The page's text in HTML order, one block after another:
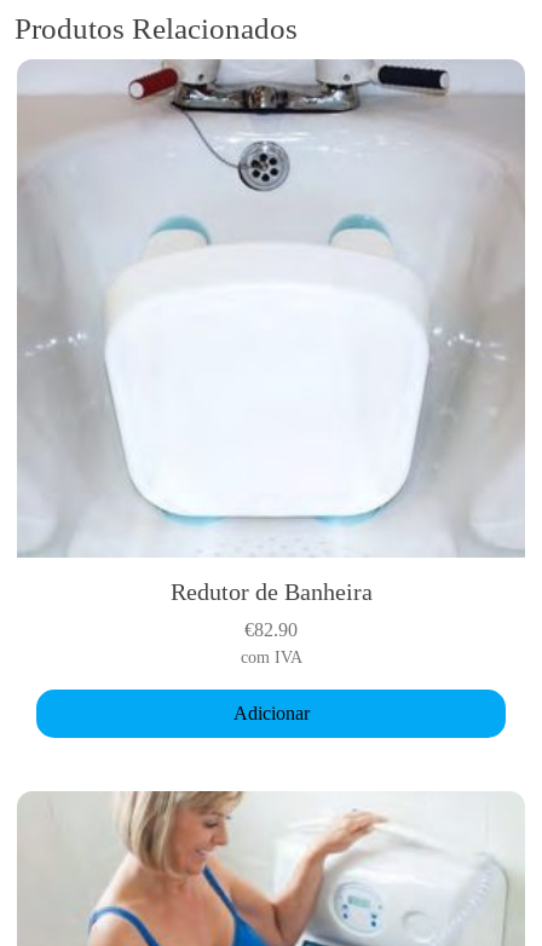
B
n
Produtos Relacionados
Redutor de Banheira
€82.90
com IVA
Adicionar